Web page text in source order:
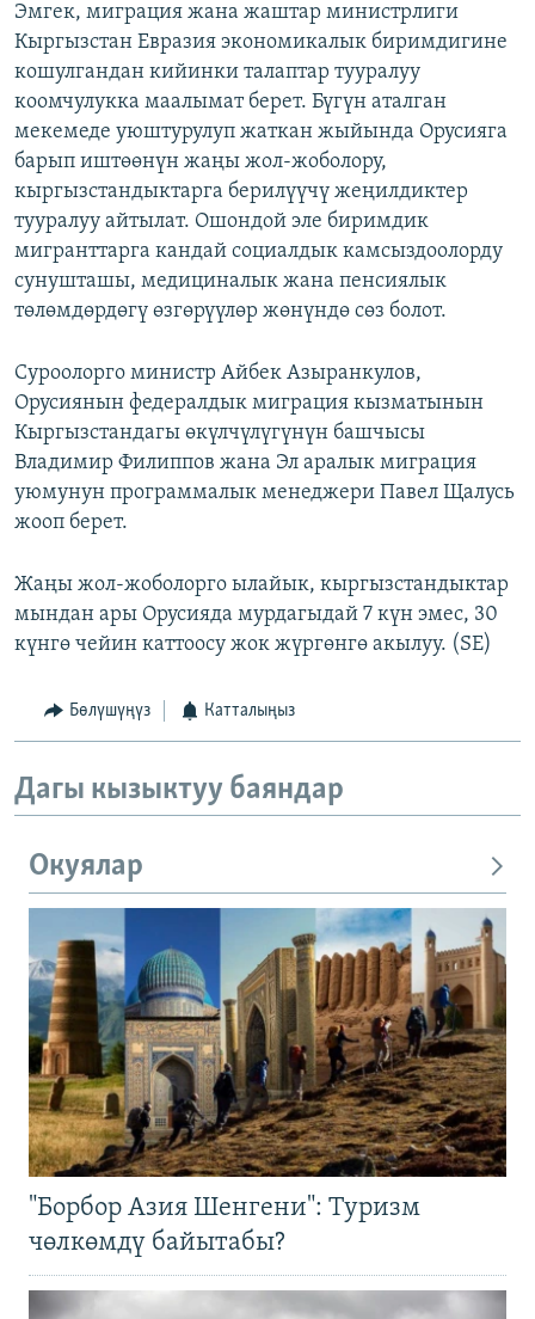
Эмгек, миграция жана жаштар министрлиги
Кыргызстан Евразия экономикалык биримдигине
кошулгандан кийинки талаптар тууралуу
коомчулукка маалымат берет. Бүгүн аталган
мекемеде уюштурулуп жаткан жыйында Орусияга
барып иштөөнүн жаңы жол-жоболору,
кыргызстандыктарга берилүүчү жеңилдиктер
тууралуу айтылат. Ошондой эле биримдик
мигранттарга кандай социалдык камсыздоолорду
сунушташы, медициналык жана пенсиялык
төлөмдөрдөгү өзгөрүүлөр жөнүндө сөз болот.
Суроолорго министр Айбек Азыранкулов,
Орусиянын федералдык миграция кызматынын
Кыргызстандагы өкүлчүлүгүнүн башчысы
Владимир Филиппов жана Эл аралык миграция
уюмунун программалык менеджери Павел Щалусь
жооп берет.
Жаңы жол-жоболорго ылайык, кыргызстандыктар
мындан ары Орусияда мурдагыдай 7 күн эмес, 30
күнгө чейин каттоосу жок жүргөнгө акылуу. (SE)
Бөлүшүңүз Катталыңыз
Дагы кызыктуу баяндар
Окуялар
"Борбор Азия Шенгени": Туризм
чөлкөмдү байытабы?